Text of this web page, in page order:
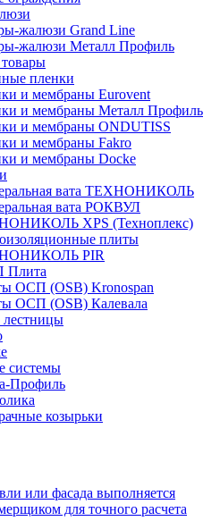
жалюзи Grand Line
жалюзи Металл Профиль
пленки
и мембраны Eurovent
и мембраны Металл Профиль
и мембраны ONDUTISS
и мембраны Fakro
и мембраны Docke
вата ТЕХНОНИКОЛЬ
вата РОКВУЛ
XPS (Техноплекс)
плиты
PIR
Плита
ОСП (OSB) Kronospan
ОСП (OSB) Калевала
лестницы
системы
Профиль
козырьки
или фасада выполняется
для точного расчета